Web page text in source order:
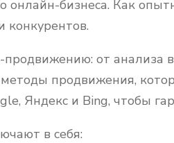
онлайн-бизнеса. Как
конкурентов.
от
продвижения,
Яндекс и Bing, чтобы
в себя: